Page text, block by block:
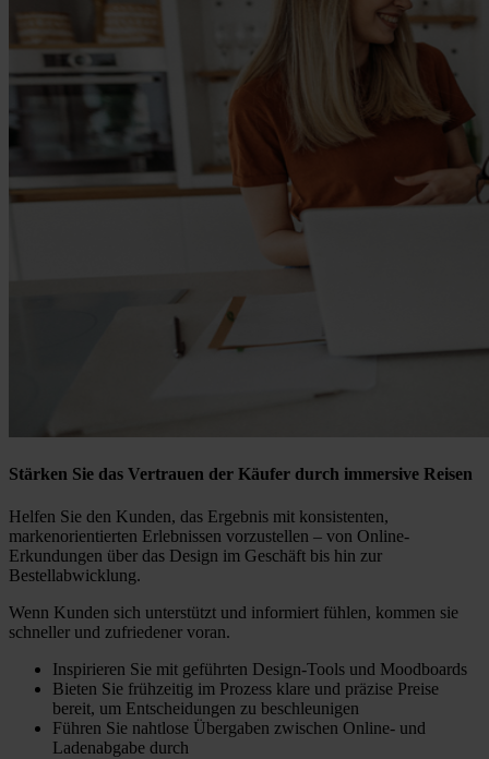
Stärken Sie das Vertrauen der Käufer durch immersive Reisen
Helfen Sie den Kunden, das Ergebnis mit konsistenten,
markenorientierten Erlebnissen vorzustellen – von Online-
Erkundungen über das Design im Geschäft bis hin zur
Bestellabwicklung.
Wenn Kunden sich unterstützt und informiert fühlen, kommen sie
schneller und zufriedener voran.
Inspirieren Sie mit geführten Design-Tools und Moodboards
Bieten Sie frühzeitig im Prozess klare und präzise Preise
bereit, um Entscheidungen zu beschleunigen
Führen Sie nahtlose Übergaben zwischen Online- und
Ladenabgabe durch